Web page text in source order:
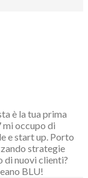
è la tua prima
mi occupo di
e start up. Porto
strategie
di nuovi clienti?
BLU!